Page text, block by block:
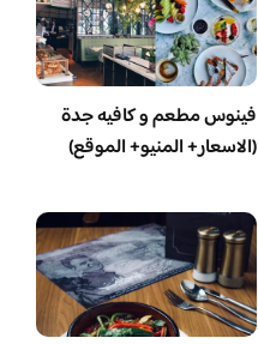
فينوس مطعم و كافيه جدة
(الاسعار+ المنيو+ الموقع)